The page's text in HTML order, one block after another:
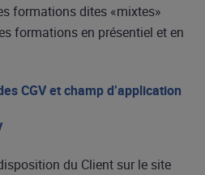
formations dites «mixtes»
formations en présentiel et en
CGV et champ d’application
du Client sur le site